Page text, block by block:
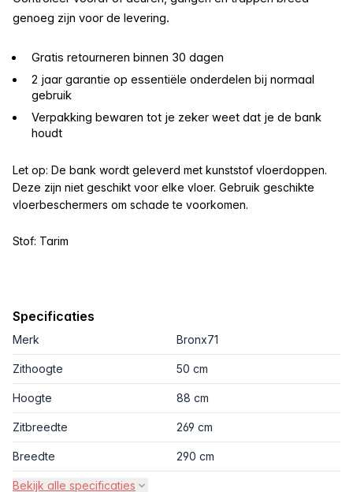
genoeg zijn voor de levering.
Gratis retourneren binnen 30 dagen
2 jaar garantie op essentiële onderdelen bij normaal
gebruik
Verpakking bewaren tot je zeker weet dat je de bank
houdt
Let op: De bank wordt geleverd met kunststof vloerdoppen.
Deze zijn niet geschikt voor elke vloer. Gebruik geschikte
vloerbeschermers om schade te voorkomen.
Stof: Tarim
Specificaties
Merk Bronx71
Zithoogte 50 cm
Hoogte 88 cm
Zitbreedte 269 cm
Breedte 290 cm
Bekijk alle specificaties